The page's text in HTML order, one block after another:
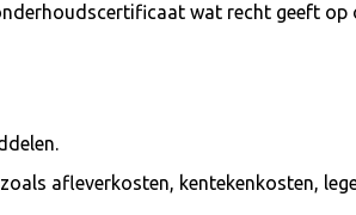
wat recht geeft op
afleverkosten, kentekenkosten,